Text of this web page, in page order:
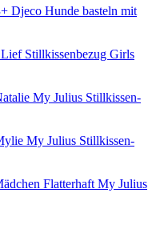
Djeco Hunde basteln mit
Lief Stillkissenbezug Girls
My Julius Stillkissen-
My Julius Stillkissen-
My Julius